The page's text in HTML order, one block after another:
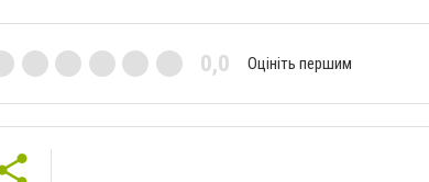
0,0 Оцініть першим